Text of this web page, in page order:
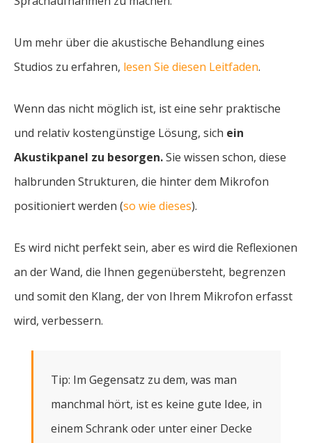
Um mehr über die akustische Behandlung eines
Studios zu erfahren, lesen Sie diesen Leitfaden.
Wenn das nicht möglich ist, ist eine sehr praktische
und relativ kostengünstige Lösung, sich ein
Akustikpanel zu besorgen.Sie wissen schon, diese
halbrunden Strukturen, die hinter dem Mikrofon
positioniert werden (so wie dieses).
Es wird nicht perfekt sein, aber es wird die Reflexionen
an der Wand, die Ihnen gegenübersteht, begrenzen
und somit den Klang, der von Ihrem Mikrofon erfasst
wird, verbessern.
Tip: Im Gegensatz zu dem, was man
manchmal hört, ist es keine gute Idee, in
einem Schrank oder unter einer Decke